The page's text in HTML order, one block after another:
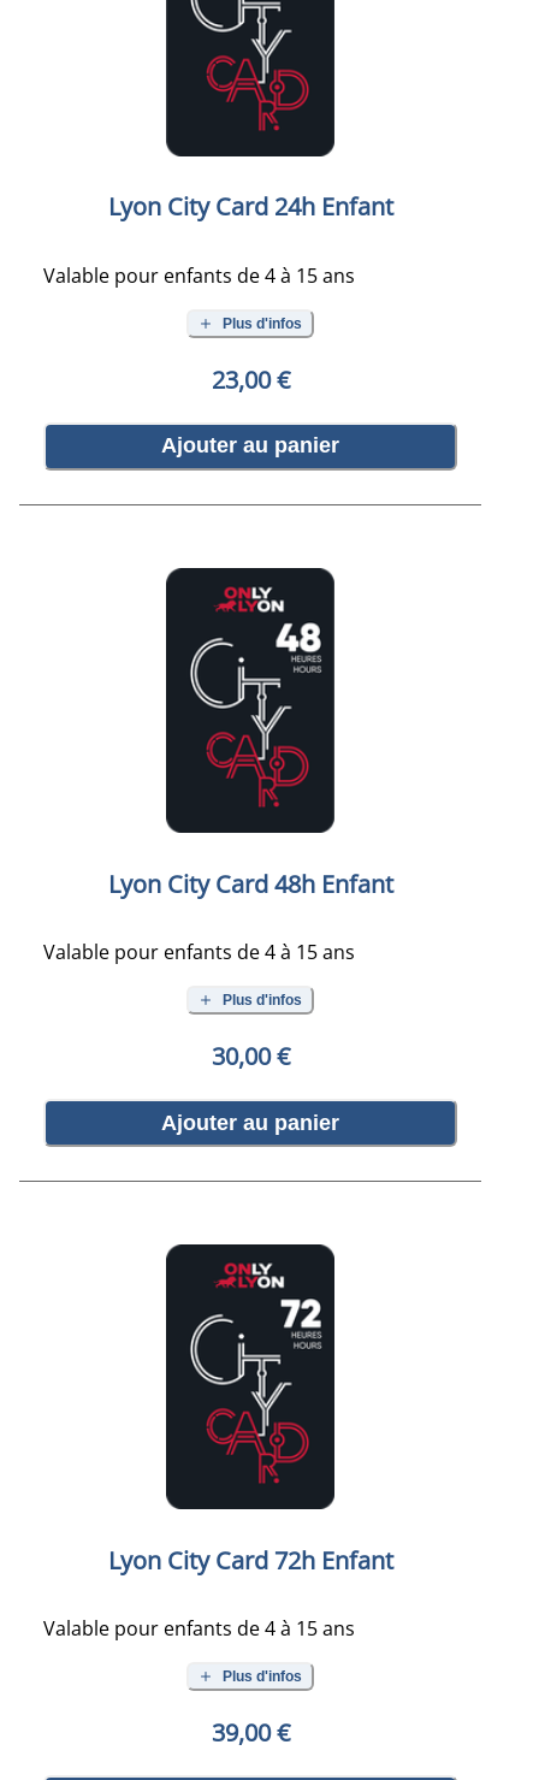
Lyon City Card 24h Enfant
Valable pour enfants de 4 à 15 ans
Plus d'infos
23,00 €
Ajouter au panier
Lyon City Card 48h Enfant
Valable pour enfants de 4 à 15 ans
Plus d'infos
30,00 €
Ajouter au panier
Lyon City Card 72h Enfant
Valable pour enfants de 4 à 15 ans
Plus d'infos
39,00 €